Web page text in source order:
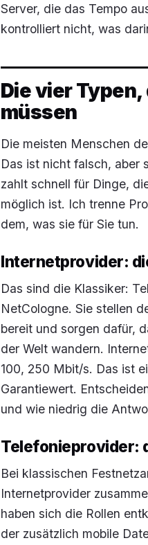
Server, die das Tempo
kontrolliert nicht, was
Die vier
müssen
Die meisten Menschen
Das ist nicht falsch, aber
zahlt schnell für Dinge,
möglich ist. Ich trenne
dem, was sie für Sie tun.
Internetprovider:
Das sind die Klassiker:
NetCologne. Sie stellen
bereit und sorgen dafür,
der Welt wandern.
100, 250 Mbit/s. Das ist
Garantiewert.
und wie niedrig die
Telefonieprovider:
Bei klassischen
Internetprovider
haben sich die Rollen
der zusätzlich mobile